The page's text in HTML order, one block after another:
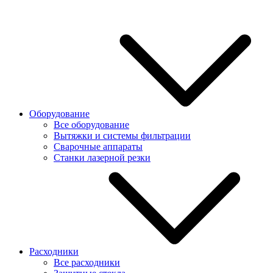
Оборудование
Все оборудование
Вытяжки и системы фильтрации
Сварочные аппараты
Станки лазерной резки
Расходники
Все расходники